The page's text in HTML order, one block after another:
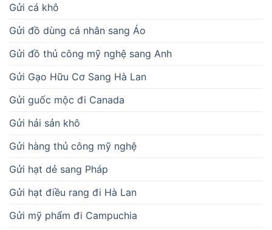
Gửi cá khô
Gửi đồ dùng cá nhân sang Áo
Gửi đồ thủ công mỹ nghệ sang Anh
Gửi Gạo Hữu Cơ Sang Hà Lan
Gửi guốc mộc đi Canada
Gửi hải sản khô
Gửi hàng thủ công mỹ nghệ
Gửi hạt dẻ sang Pháp
Gửi hạt điều rang đi Hà Lan
Gửi mỹ phẩm đi Campuchia